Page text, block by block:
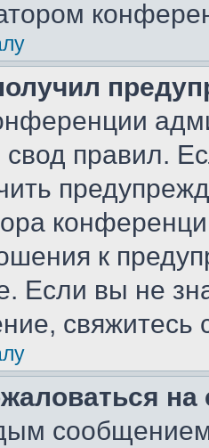
свод правил.
к
Если вы не
сообщением